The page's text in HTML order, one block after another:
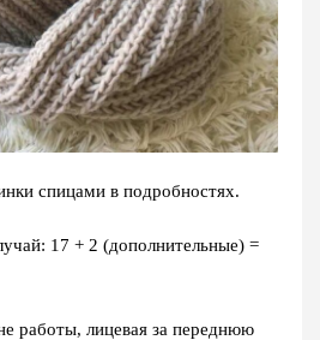
спицами в подробностях.
17 + 2 (дополнительные) =
работы, лицевая за переднюю